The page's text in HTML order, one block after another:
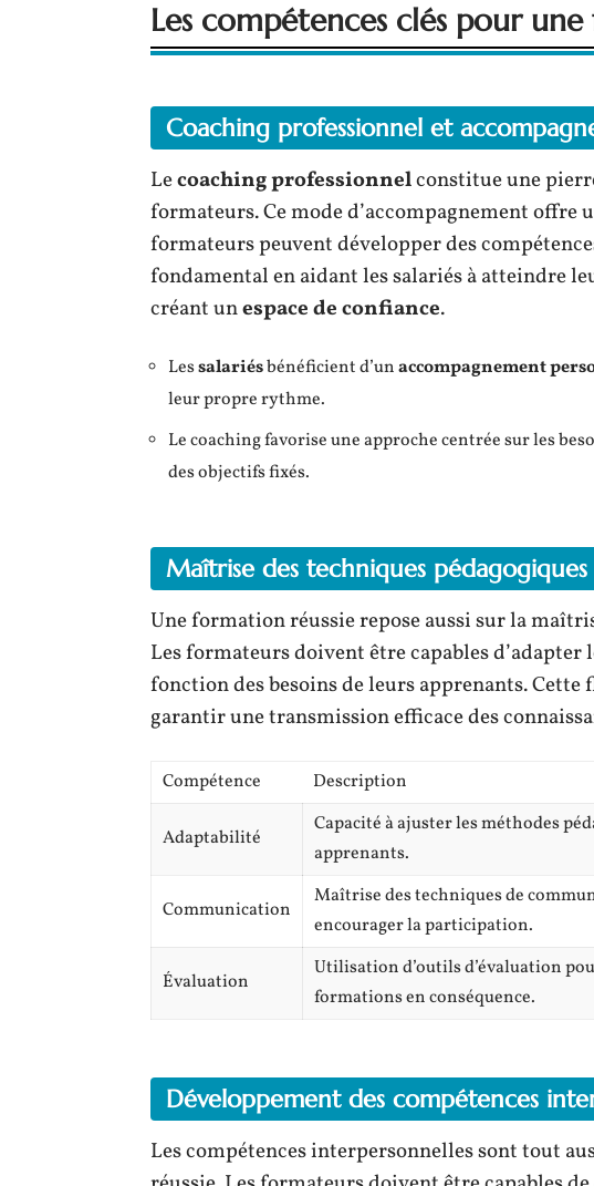
Les compétences clés pour
Coaching professionnel et
Lecoaching professionnelconstitue une
formateurs. Ce mode d’accompagnement
formateurs peuvent développer des
fondamental en aidant les salariés à atteindre
créant unespace de confiance.
Lessalariésbénéficient d’unaccompagnement
leur propre rythme.
Le coaching favorise une approche centrée sur les
des objectifs fixés.
Maîtrise des techniques pédagogiques
Une formation réussie repose aussi sur la
Les formateurs doivent être capables d’adapter
fonction des besoins de leurs apprenants.
garantir une transmission efficace des
Compétence Description
Adaptabilité
Capacité à ajuster les méthodes
apprenants.
Communication
Maîtrise des techniques de
encourager la participation.
Évaluation
Utilisation d’outils d’évaluation
formations en conséquence.
Développement des compétences
Les compétences interpersonnelles sont tout